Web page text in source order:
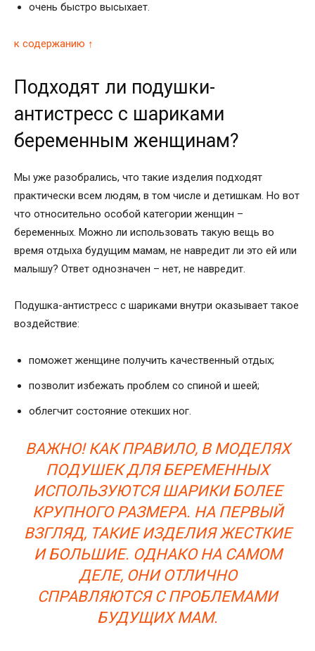
очень быстро высыхает.
к содержанию ↑
Подходят ли подушки-
антистресс с шариками
беременным женщинам?
Мы уже разобрались, что такие изделия подходят
практически всем людям, в том числе и детишкам. Но вот
что относительно особой категории женщин –
беременных. Можно ли использовать такую вещь во
время отдыха будущим мамам, не навредит ли это ей или
малышу? Ответ однозначен – нет, не навредит.
Подушка-антистресс с шариками внутри оказывает такое
воздействие:
поможет женщине получить качественный отдых;
позволит избежать проблем со спиной и шеей;
облегчит состояние отекших ног.
ВАЖНО! КАК ПРАВИЛО, В МОДЕЛЯХ
ПОДУШЕК ДЛЯ БЕРЕМЕННЫХ
ИСПОЛЬЗУЮТСЯ ШАРИКИ БОЛЕЕ
КРУПНОГО РАЗМЕРА. НА ПЕРВЫЙ
ВЗГЛЯД, ТАКИЕ ИЗДЕЛИЯ ЖЕСТКИЕ
И БОЛЬШИЕ. ОДНАКО НА САМОМ
ДЕЛЕ, ОНИ ОТЛИЧНО
СПРАВЛЯЮТСЯ С ПРОБЛЕМАМИ
БУДУЩИХ МАМ.